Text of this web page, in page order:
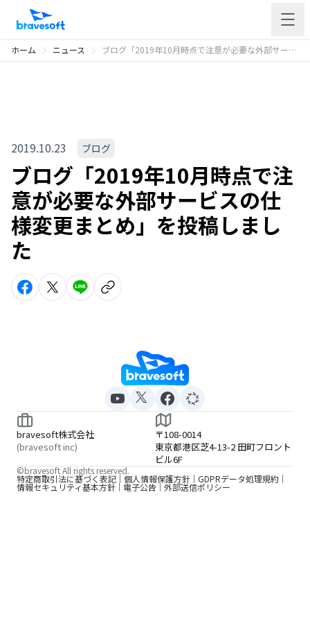
ホーム ニュース ブログ「2019年10月時点で注意が必要な外部サービスの仕様変更まとめ」を投稿しました
2019.10.23 ブログ
ブログ「2019年10月時点で注
意が必要な外部サービスの仕
様変更まとめ」を投稿しまし
た
bravesoft株式会社
(bravesoft inc)
〒108-0014
東京都港区芝4-13-2 田町フロント
ビル6F
特定商取引法に基づく表記 個人情報保護方針 GDPRデータ処理規約
情報セキュリティ基本方針 電子公告 外部送信ポリシー
©bravesoft All rights reserved.